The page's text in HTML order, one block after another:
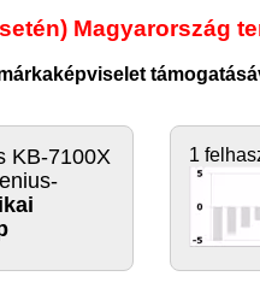
Magyarország
KB-7100X
1